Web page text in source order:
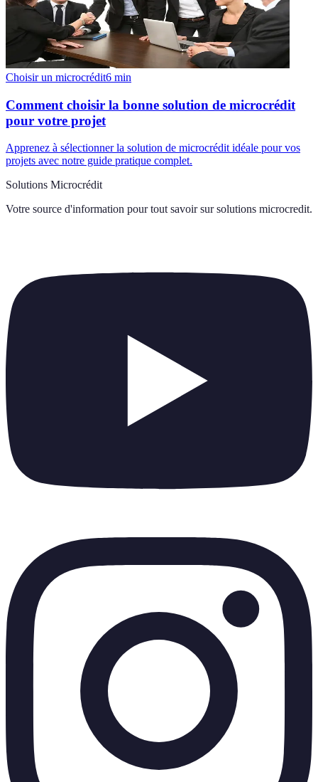
Choisir un microcrédit6 min
Comment choisir la bonne solution de microcrédit
pour votre projet
Apprenez à sélectionner la solution de microcrédit idéale pour vos
projets avec notre guide pratique complet.
Solutions Microcrédit
Votre source d'information pour tout savoir sur solutions microcredit.